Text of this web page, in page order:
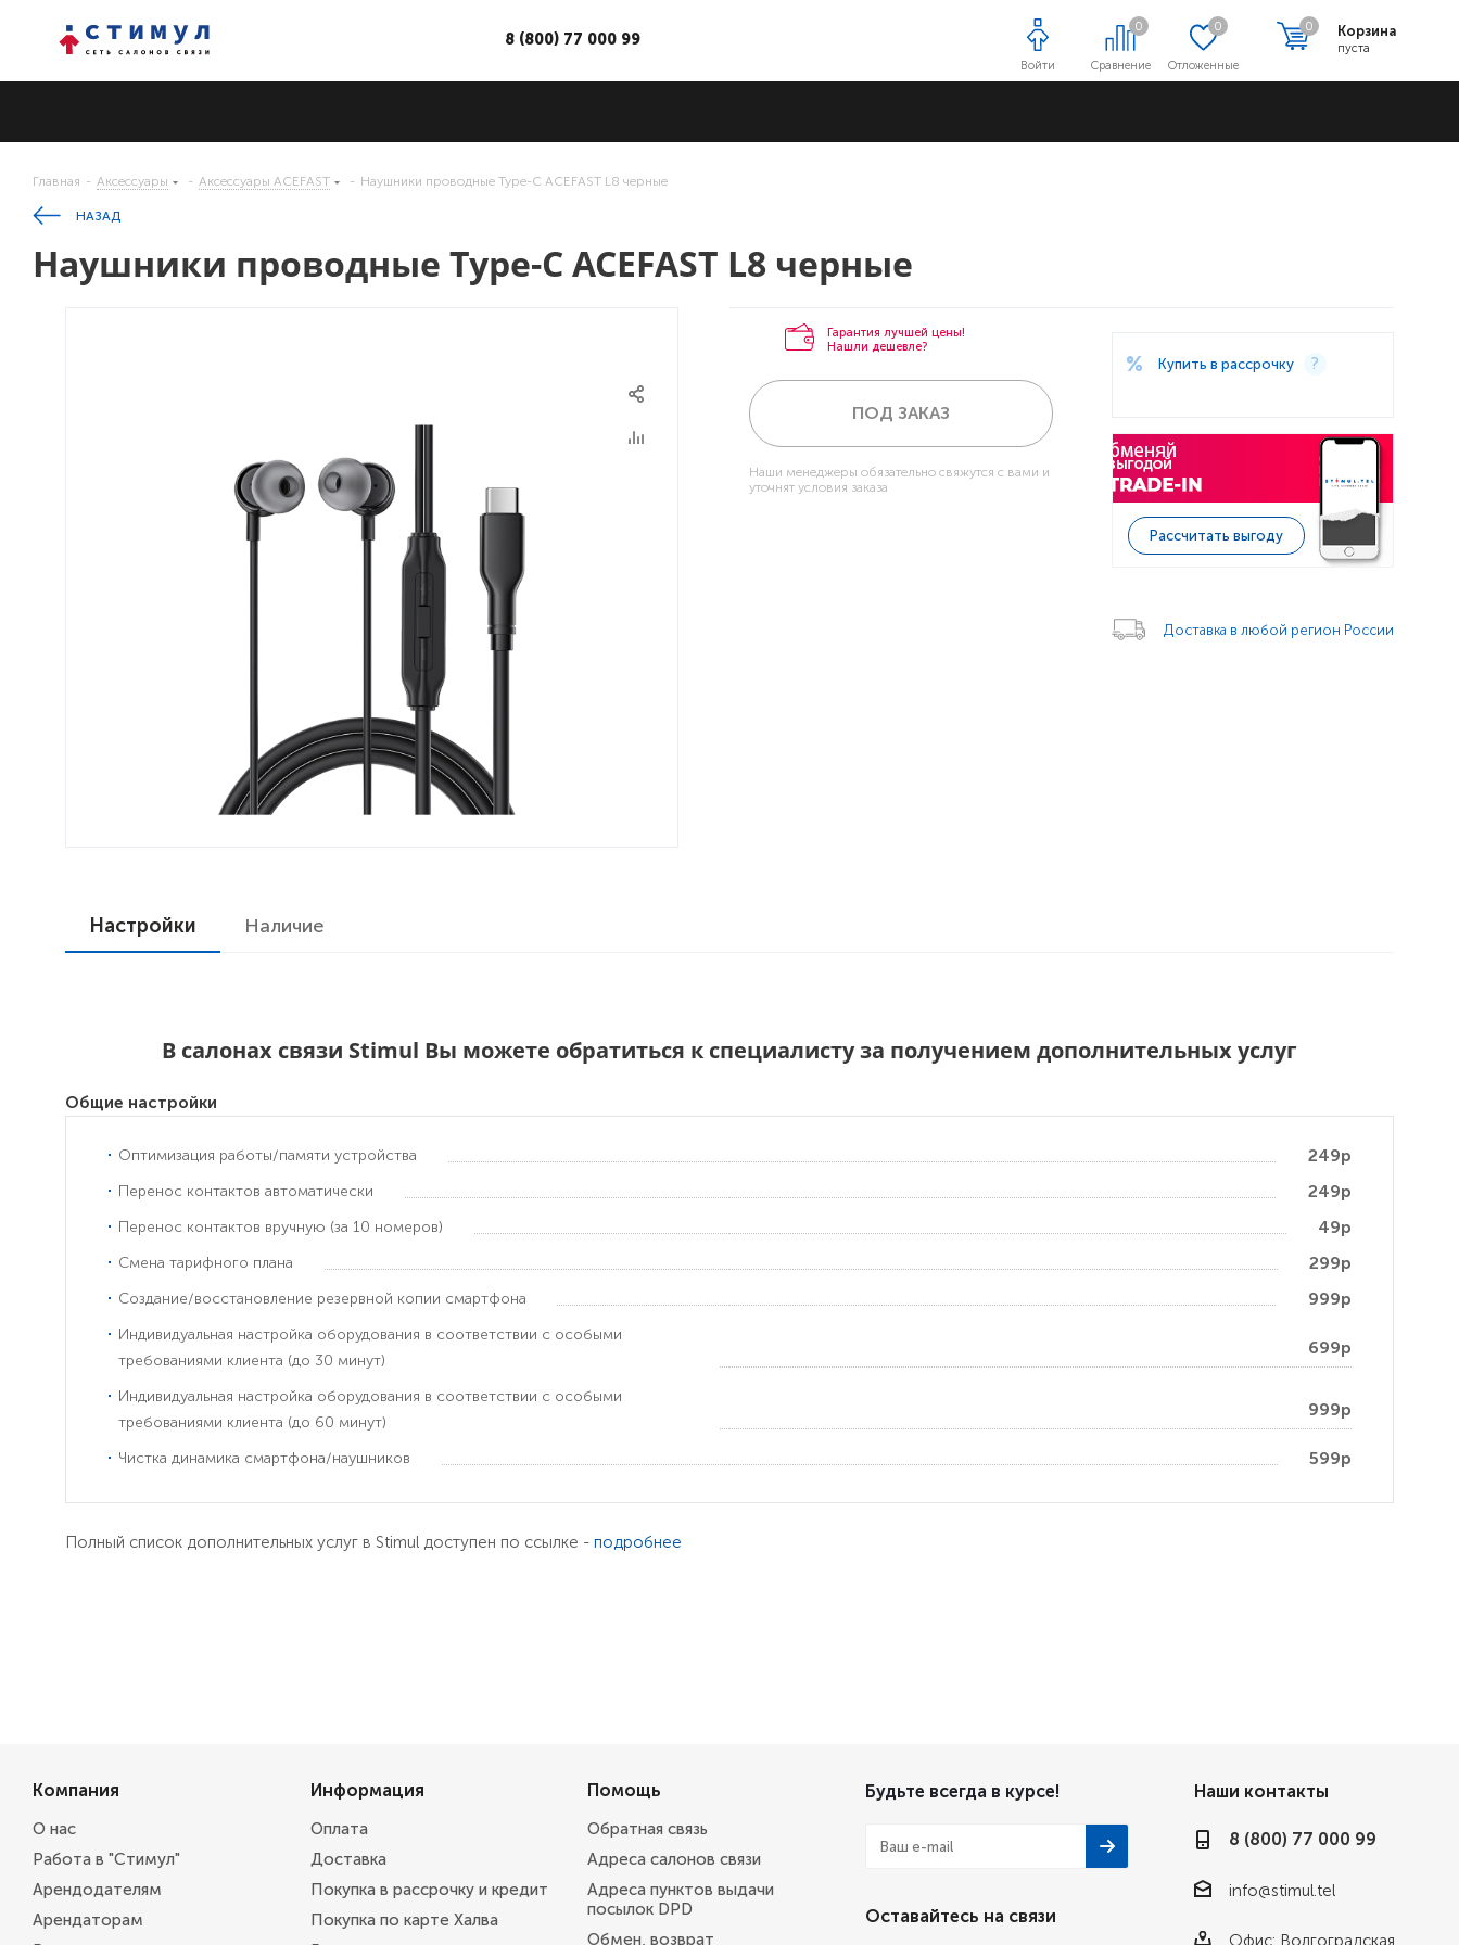
Сравнение
0
Отложенные
0 Корзина
пуста
0
Войти
8 (800) 77 000 99
Главная - Аксессуары - Аксессуары ACEFAST - Наушники проводные Type-C ACEFAST L8 черные
НАЗАД
Наушники проводные Type-C ACEFAST L8 черные
Гарантия лучшей цены!
Нашли дешевле?
ПОД ЗАКАЗ
Наши менеджеры обязательно свяжутся с вами и
уточнят условия заказа
Купить в рассрочку
Рассчитать выгоду
Доставка в любой регион России
Настройки Наличие
В салонах связи Stimul Вы можете обратиться к специалисту за получением дополнительных услуг
Общие настройки
Оптимизация работы/памяти устройства 249р
Перенос контактов автоматически 249р
Перенос контактов вручную (за 10 номеров) 49р
Смена тарифного плана 299р
Создание/восстановление резервной копии смартфона 999р
Индивидуальная настройка оборудования в соответствии с особыми
требованиями клиента (до 30 минут)
699р
Индивидуальная настройка оборудования в соответствии с особыми
требованиями клиента (до 60 минут)
999р
Чистка динамика смартфона/наушников 599р
Полный список дополнительных услуг в Stimul доступен по ссылке - подробнее
Компания
О нас
Работа в "Стимул"
Арендодателям
Арендаторам
Информация
Оплата
Доставка
Покупка в рассрочку и кредит
Покупка по карте Халва
Помощь
Обратная связь
Адреса салонов связи
Адреса пунктов выдачи
посылок DPD
Обмен, возврат
Будьте всегда в курсе!
Оставайтесь на связи
Наши контакты
8 (800) 77 000 99
info@stimul.tel
Офис: Волгоградская